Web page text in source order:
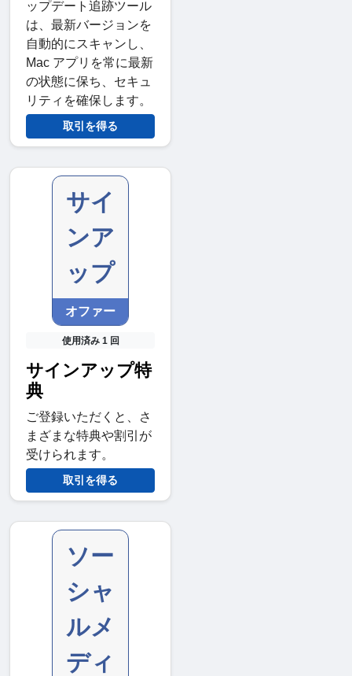
ップデート追跡ツール
は、最新バージョンを
自動的にスキャンし、
Mac アプリを常に最新
の状態に保ち、セキュ
リティを確保します。
取引を得る
サイ
ンア
ップ
オファー
使用済み 1 回
サインアップ特
典
ご登録いただくと、さ
まざまな特典や割引が
受けられます。
取引を得る
ソー
シャ
ルメ
ディ